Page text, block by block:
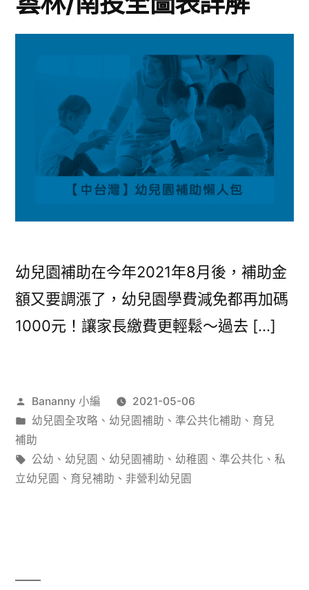
幼兒園補助在今年2021年8月後，補助金
額又要調漲了，幼兒園學費減免都再加碼
1000元！讓家長繳費更輕鬆～過去 […]
作
者:
Bananny 小編
2021-05-06
分
類:
幼兒園全攻略 、 幼兒園補助 、 準公共化補助 、 育兒
補助
標
籤:
公幼 、 幼兒園 、 幼兒園補助 、 幼稚園 、 準公共化 、 私
立幼兒園 、 育兒補助 、 非營利幼兒園